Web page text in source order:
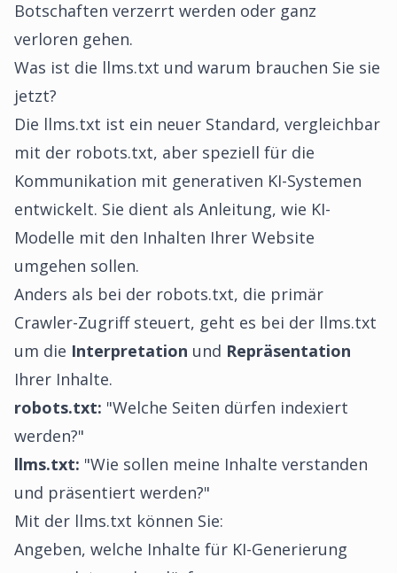
Botschaften verzerrt werden oder ganz
verloren gehen.
Was ist die llms.txt und warum brauchen Sie sie
jetzt?
Die llms.txt ist ein neuer Standard, vergleichbar
mit der robots.txt, aber speziell für die
Kommunikation mit generativen KI-Systemen
entwickelt. Sie dient als Anleitung, wie KI-
Modelle mit den Inhalten Ihrer Website
umgehen sollen.
Anders als bei der robots.txt, die primär
Crawler-Zugriff steuert, geht es bei der llms.txt
um die Interpretation und Repräsentation
Ihrer Inhalte.
robots.txt: "Welche Seiten dürfen indexiert
werden?"
llms.txt: "Wie sollen meine Inhalte verstanden
und präsentiert werden?"
Mit der llms.txt können Sie:
Angeben, welche Inhalte für KI-Generierung